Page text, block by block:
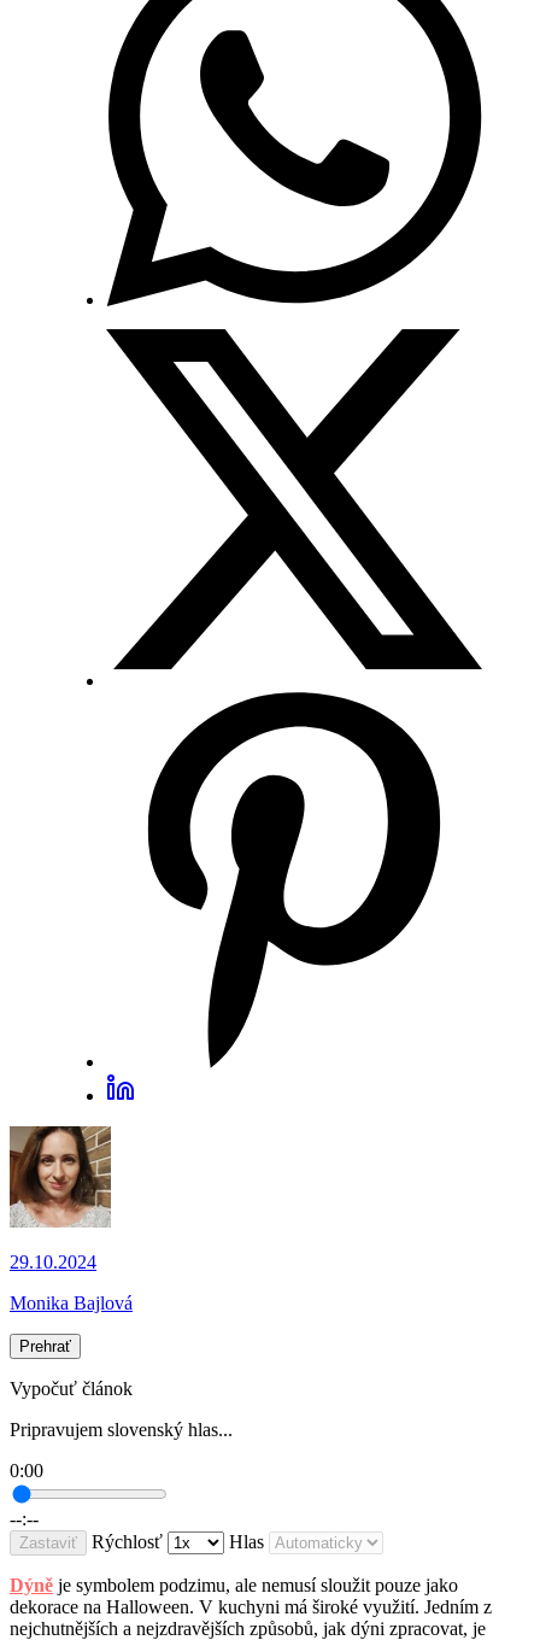
29.10.2024
Monika Bajlová
Prehrať
Vypočuť článok
Pripravujem slovenský hlas...
0:00
--:--
Zastaviť Rýchlosť Hlas
Dýně je symbolem podzimu, ale nemusí sloužit pouze jako
dekorace na Halloween. V kuchyni má široké využití. Jedním z
nejchutnějších a nejzdravějších způsobů, jak dýni zpracovat, je